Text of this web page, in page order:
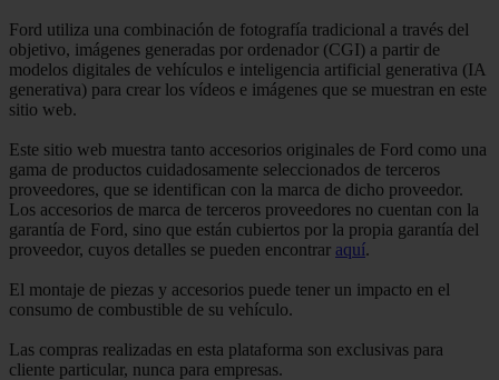
Ford utiliza una combinación de fotografía tradicional a través del
objetivo, imágenes generadas por ordenador (CGI) a partir de
modelos digitales de vehículos e inteligencia artificial generativa (IA
generativa) para crear los vídeos e imágenes que se muestran en este
sitio web.
Este sitio web muestra tanto accesorios originales de Ford como una
gama de productos cuidadosamente seleccionados de terceros
proveedores, que se identifican con la marca de dicho proveedor.
Los accesorios de marca de terceros proveedores no cuentan con la
garantía de Ford, sino que están cubiertos por la propia garantía del
proveedor, cuyos detalles se pueden encontrar aquí.
El montaje de piezas y accesorios puede tener un impacto en el
consumo de combustible de su vehículo.
Las compras realizadas en esta plataforma son exclusivas para
cliente particular, nunca para empresas.